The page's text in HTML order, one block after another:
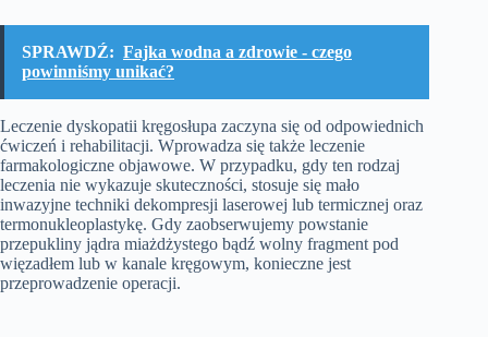
SPRAWDŹ: Fajka wodna a zdrowie - czego
powinniśmy unikać?
Leczenie dyskopatii kręgosłupa zaczyna się od odpowiednich
ćwiczeń i rehabilitacji. Wprowadza się także leczenie
farmakologiczne objawowe. W przypadku, gdy ten rodzaj
leczenia nie wykazuje skuteczności, stosuje się mało
inwazyjne techniki dekompresji laserowej lub termicznej oraz
termonukleoplastykę. Gdy zaobserwujemy powstanie
przepukliny jądra miażdżystego bądź wolny fragment pod
więzadłem lub w kanale kręgowym, konieczne jest
przeprowadzenie operacji.